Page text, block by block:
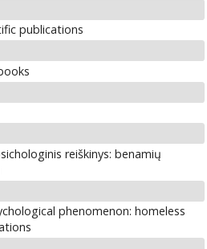
publications
reiškinys: benamių
phenomenon: homeless